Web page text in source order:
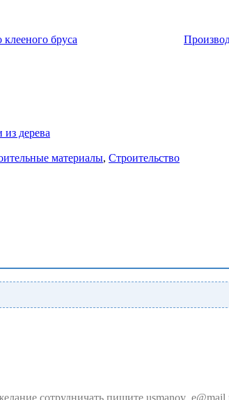
бруса
из дерева
материалы, Строительство
сотрудничать пишите